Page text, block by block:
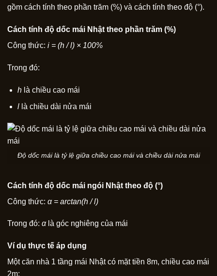
gồm cách tính theo phần trăm (%) và cách tính theo độ (°).
Cách tính độ dốc mái Nhật theo phần trăm (%)
Công thức: i = (h / l) × 100%
Trong đó:
hlà chiều cao mái
llà chiều dài nửa mái
Độ dốc mái là tỷ lệ giữa chiều cao mái và chiều dài nửa mái
Cách tính độ dốc mái ngói Nhật theo độ (°)
Công thức: α = arctan(h / l)
Trong đó: αlà góc nghiêng của mái
Ví dụ thực tế áp dụng
Một căn nhà 1 tầng mái Nhật có mặt tiền 8m, chiều cao mái
2m: